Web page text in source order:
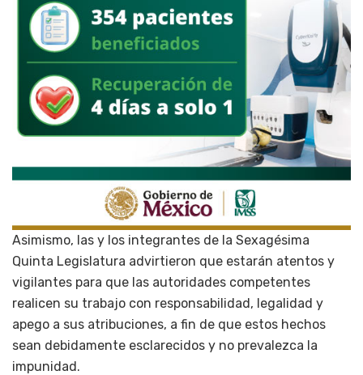
Asimismo, las y los integrantes de la Sexagésima
Quinta Legislatura advirtieron que estarán atentos y
vigilantes para que las autoridades competentes
realicen su trabajo con responsabilidad, legalidad y
apego a sus atribuciones, a fin de que estos hechos
sean debidamente esclarecidos y no prevalezca la
impunidad.